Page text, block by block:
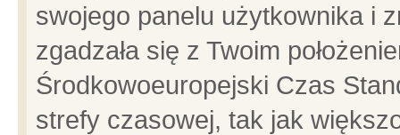
swojego panelu użytkownika i
zgadzała się z Twoim
Środkowoeuropejski Czas
strefy czasowej, tak jak